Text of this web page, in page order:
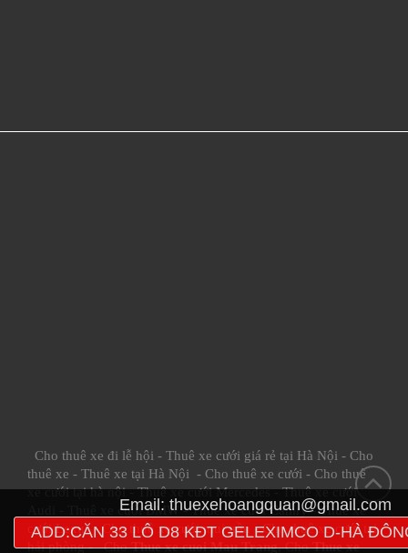
Cho thuê xe đi lễ hội - Thuê xe cưới giá rẻ tại Hà Nội - Cho
thuê xe - Thuê xe tại Hà Nội - Cho thuê xe cưới - Cho thuê
xe cưới tại hà nội-Thuê xe cưới Mercedes-Thuê xe cưới
Thuê xe cưới BMW -Thuê xe cưới Camry-Thuê xe
cưới Lexus-Cho thuê xe cưới mui trần -Cho thuê xe cưới tại
hải phòng- ChoThue xe cuoi Mau Trang, ChoThue xe
Email: thuexehoangquan@gmail.com
ADD:CĂN 33 LÔ D8 KĐT GELEXIMCO D-HÀ